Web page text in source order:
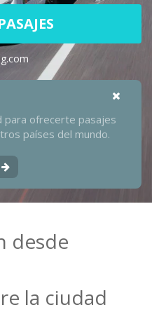
para ofrecerte pasajes
países del mundo.
desde
la ciudad